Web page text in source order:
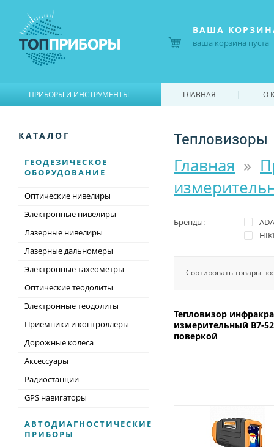
Тепловизоры
Главная »
Бренды:
ADA
Сортировать товары
Тепловизор
измерительный В7-
поверкой
КАТАЛОГ
ГЕОДЕЗИЧЕСКОЕ
ОБОРУДОВАНИЕ
Оптические нивелиры
Электронные нивелиры
Лазерные нивелиры
Лазерные дальномеры
Электронные тахеометры
Оптические теодолиты
Электронные теодолиты
Приемники и контроллеры
Дорожные колеса
Аксессуары
Радиостанции
GPS навигаторы
АВТОДИАГНОСТИЧЕСКИЕ
ПРИБОРЫ
ВАША
ваша корзина пуста
ПРИБОРЫ И ИНСТРУМЕНТЫ ГЛАВНАЯ | О